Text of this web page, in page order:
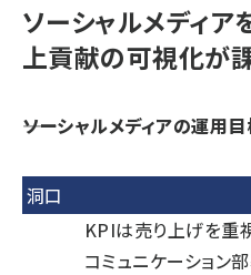
ソーシャルメディア
上貢献の可視化が
――ソーシャルメディアの運用
洞口
KPIは売り上げを重
コミュニケーション